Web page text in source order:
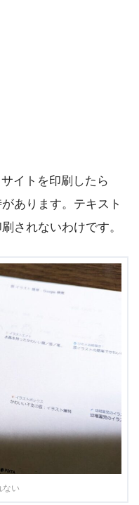
イトを印刷したら
があります。テキスト
されないわけです。
ない